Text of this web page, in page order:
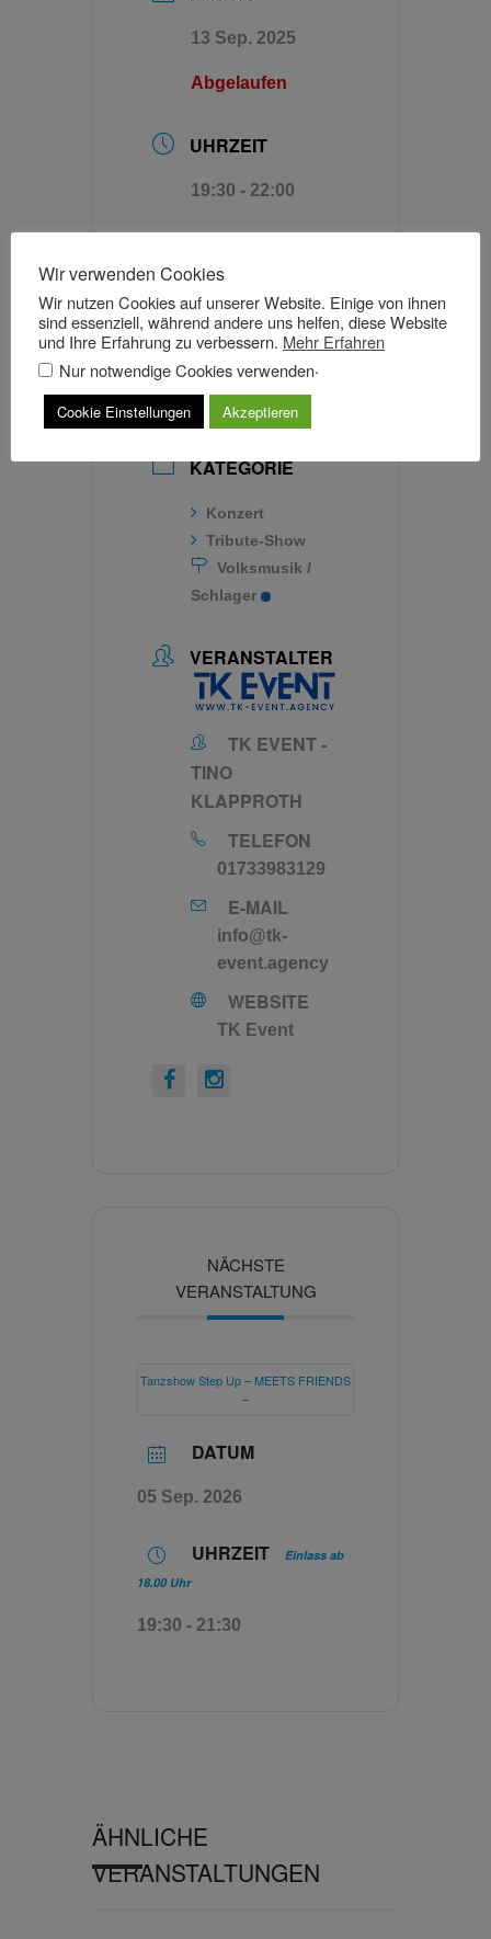
13 Sep. 2025
Abgelaufen
UHRZEIT
19:30 - 22:00
ab 30,00 €
MEHR INFO
Tickets
KATEGORIE
Konzert
Tribute-Show
Volksmusik /
Schlager
VERANSTALTER
TK EVENT -
TINO
KLAPPROTH
TELEFON
01733983129
E-MAIL
info@tk-
event.agency
WEBSITE
TK Event
NÄCHSTE
VERANSTALTUNG
Tanzshow Step Up – MEETS FRIENDS
–
DATUM
05 Sep. 2026
UHRZEIT
Einlass ab
18.00 Uhr
19:30 - 21:30
ÄHNLICHE
VERANSTALTUNGEN
Wir verwenden Cookies
Wir nutzen Cookies auf unserer Website. Einige von ihnen
sind essenziell, während andere uns helfen, diese Website
und Ihre Erfahrung zu verbessern. Mehr Erfahren
Nur notwendige Cookies verwenden.
Cookie Einstellungen Akzeptieren